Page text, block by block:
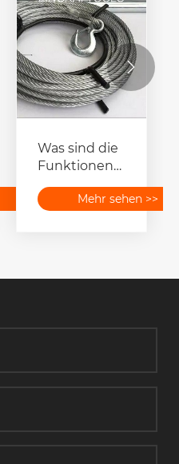
Was sind die
Funktionen
von
Übertragungs
Mehr sehen >>
